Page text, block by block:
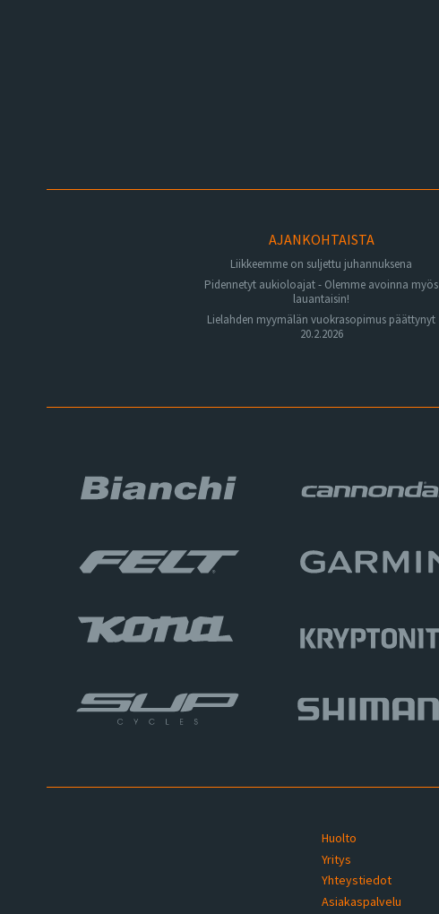
AJANKOHTAISTA
Liikkeemme on suljettu juhannuksena
Pidennetyt aukioloajat - Olemme avoinna myös
lauantaisin!
Lielahden myymälän vuokrasopimus päättynyt
20.2.2026
Huolto
Yritys
Yhteystiedot
Asiakaspalvelu